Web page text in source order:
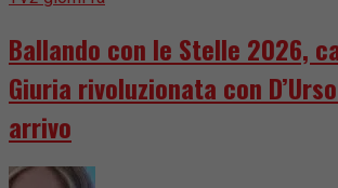
Ballando con le Stelle 2026,
Giuria rivoluzionata con
arrivo